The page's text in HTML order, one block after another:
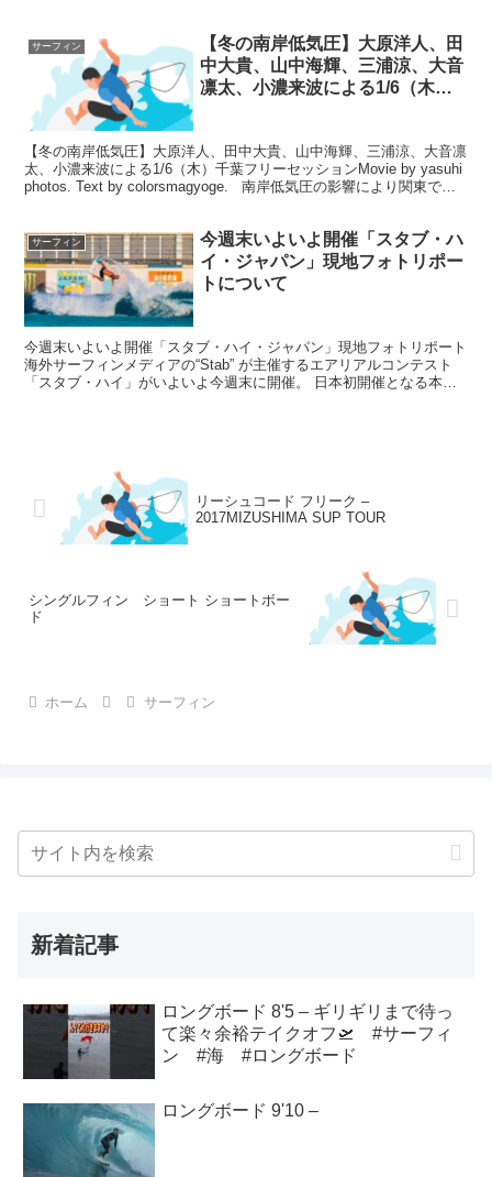
サーフィン
【冬の南岸低気圧】大原洋人、田
中大貴、山中海輝、三浦涼、大音
凛太、小濃来波による1/6（木）
【冬の南岸低気圧】大原洋人、田中大貴、山中海輝、三浦涼、大音凛
太、小濃来波による1/6（木）千葉フリーセッションMovie by yasuhi
photos. Text by colorsmagyoge. 南岸低気圧の影響により関東で
サーフィン
今週末いよいよ開催「スタブ・ハ
イ・ジャパン」現地フォトリポー
トについて
今週末いよいよ開催「スタブ・ハイ・ジャパン」現地フォトリポート
海外サーフィンメディアの“Stab” が主催するエアリアルコンテスト
「スタブ・ハイ」がいよいよ今週末に開催。 日本初開催となる本大
リーシュコード フリーク –
2017MIZUSHIMA SUP TOUR
シングルフィン ショート ショートボー
ド
ホーム サーフィン
新着記事
ロングボード 8'5 – ギリギリまで待っ
て楽々余裕テイクオフ🛫 #サーフィ
ン #海 #ロングボード
ロングボード 9'10 –